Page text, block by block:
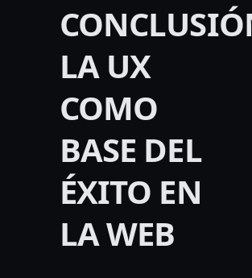
LA UX
COMO
BASE DEL
ÉXITO EN
LA WEB